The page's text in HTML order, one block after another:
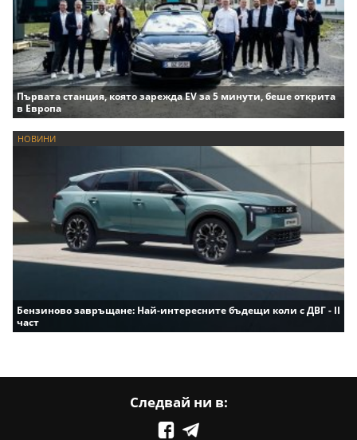
Първата станция, която зарежда EV за 5 минути, беше открита
в Европа
НОВИНИ
Бензиново завръщане: Най-интересните бъдещи коли с ДВГ - II
част
Следвай ни в: